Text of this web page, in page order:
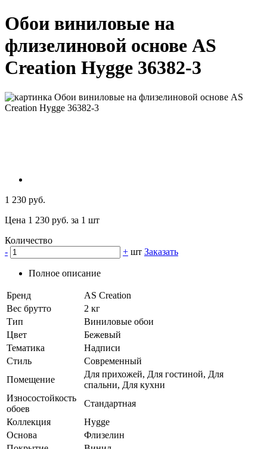
Обои виниловые на
флизелиновой основе AS
Creation Hygge 36382-3
1 230 руб.
Цена 1 230 руб. за 1 шт
Количество
-
+ шт Заказать
Полное описание
Бренд
AS Creation
Вес брутто
2 кг
Тип
Виниловые обои
Цвет
Бежевый
Тематика
Надписи
Стиль
Современный
Помещение
Для прихожей, Для гостиной, Для
спальни, Для кухни
Износостойкость
обоев
Стандартная
Коллекция
Hygge
Основа
Флизелин